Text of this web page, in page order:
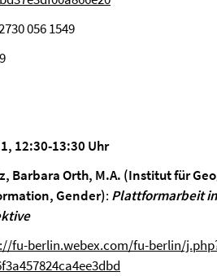
056 1549
12:30-13:30 Uhr
Barbara Orth, M.A. (Institut für
Gender): Plattformarbeit
fu-berlin.webex.com/fu-berlin/